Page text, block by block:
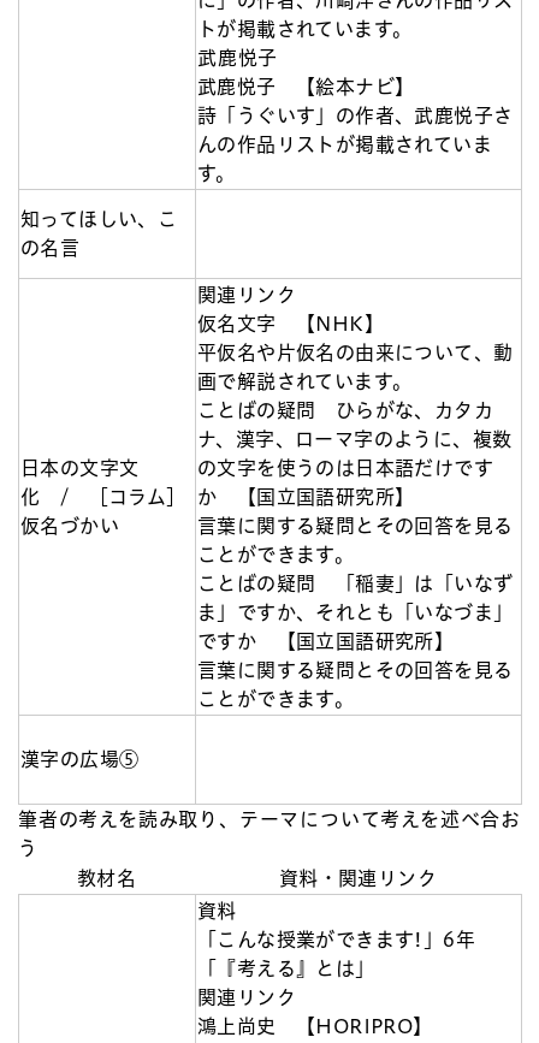
トが掲載されています。
武鹿悦子
武鹿悦子 【絵本ナビ】
詩「うぐいす」の作者、武鹿悦子さ
んの作品リストが掲載されていま
す。
知ってほしい、こ
の名言
日本の文字文
化 / ［コラム］
仮名づかい
関連リンク
仮名文字 【NHK】
平仮名や片仮名の由来について、動
画で解説されています。
ことばの疑問 ひらがな、カタカ
ナ、漢字、ローマ字のように、複数
の文字を使うのは日本語だけです
か 【国立国語研究所】
言葉に関する疑問とその回答を見る
ことができます。
ことばの疑問 「稲妻」は「いなず
ま」ですか、それとも「いなづま」
ですか 【国立国語研究所】
言葉に関する疑問とその回答を見る
ことができます。
漢字の広場⑤
筆者の考えを読み取り、テーマについて考えを述べ合お
う
教材名
資料・関連リンク
資料
「こんな授業ができます!」6年
「『考える』とは」
関連リンク
鴻上尚史 【HORIPRO】